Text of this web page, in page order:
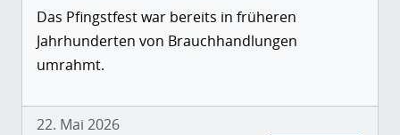
Das Pfingstfest war bereits in früheren
Jahrhunderten von Brauchhandlungen
umrahmt.
22. Mai 2026